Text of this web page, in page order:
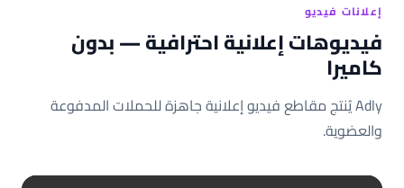
إعلانات فيديو
فيديوهات إعلانية احترافية — بدون
كاميرا
Adly يُنتج مقاطع فيديو إعلانية جاهزة للحملات المدفوعة
والعضوية.